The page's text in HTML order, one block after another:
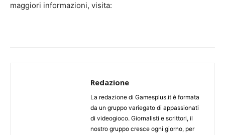
maggiori informazioni, visita:
Redazione
La redazione di Gamesplus.it è formata
da un gruppo variegato di appassionati
di videogioco. Giornalisti e scrittori, il
nostro gruppo cresce ogni giorno, per